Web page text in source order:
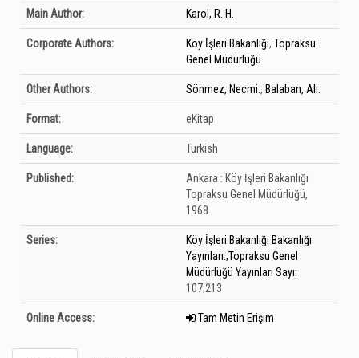
Bibliographic Details
Main Author: Karol, R. H.
Corporate Authors: Köy İşleri Bakanlığı, Topraksu
Genel Müdürlüğü
Other Authors: Sönmez, Necmi. , Balaban, Ali.
Format: eKitap
Language: Turkish
Published: Ankara : Köy İşleri Bakanlığı
Topraksu Genel Müdürlüğü,
1968.
Series:
Köy İşleri Bakanlığı Bakanlığı
Yayınları:;Topraksu Genel
Müdürlüğü Yayınları Sayı:
107;213
Online Access: Tam Metin Erişim